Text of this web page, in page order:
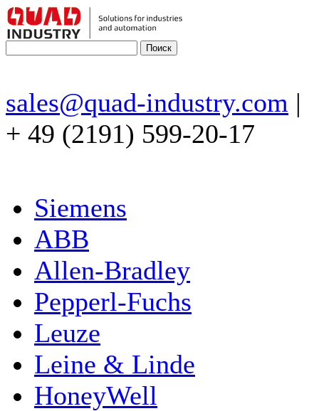
sales@quad-industry.com |
+ 49 (2191) 599-20-17
Siemens
ABB
Allen-Bradley
Pepperl-Fuchs
Leuze
Leine & Linde
HoneyWell